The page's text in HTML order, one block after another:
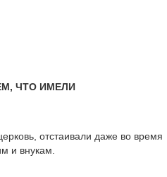
ЧТО ИМЕЛИ
отстаивали даже во время
и внукам.